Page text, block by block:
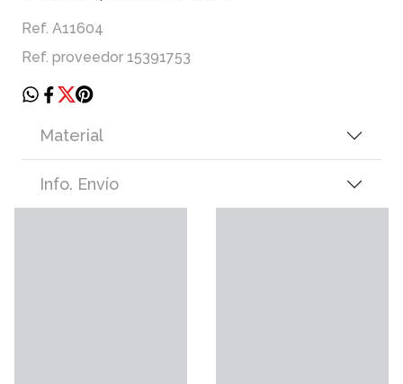
Ref. A11604
Ref. proveedor 15391753
Material
Info. Envío